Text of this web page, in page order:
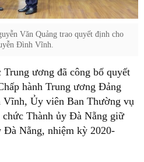
Văn Quảng trao quyết định cho
Đình Vĩnh.
ương đã công bố quyết
hành Trung ương Đảng
Vĩnh, Ủy viên Ban Thường vụ
Thành ủy Đà Nẵng giữ
Nẵng, nhiệm kỳ 2020-